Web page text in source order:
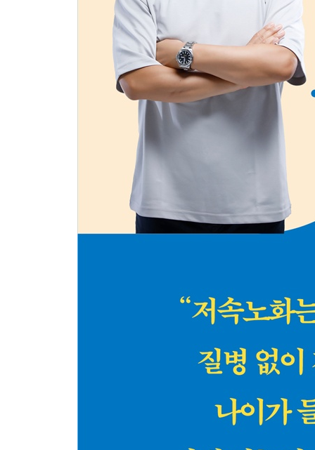
[60대] 의자에 앉아 어깨 스트레칭
[60대] 다리 올려 허리 숙이기 스트레칭
[60대] 벽 잡고 종아리 스트레칭
70대 균형 감각을 붙잡아야 하는 시기
[70대] 발끝, 발뒤꿈치 서기
[70대] 옆으로 게걸음 걷기
[70대] 양발로 제자리 뛰기
4부. 저속노화 운동으로 평생 건강하게
지속 가능한 저속노화 운동 실천법
좋아하는 나만의 운동 찾기
운동에 대한 잘못된 인식 바꾸기
건강하고 충분한 수면은 필수
적정한 몸무게가 만성 질환을 막는다
스트레스만 받지 않아도 10년은 젊어진다